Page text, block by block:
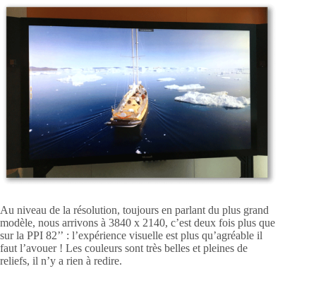
Au niveau de la résolution, toujours en parlant du plus grand
modèle, nous arrivons à 3840 x 2140, c’est deux fois plus que
sur la PPI 82’’ : l’expérience visuelle est plus qu’agréable il
faut l’avouer ! Les couleurs sont très belles et pleines de
reliefs, il n’y a rien à redire.